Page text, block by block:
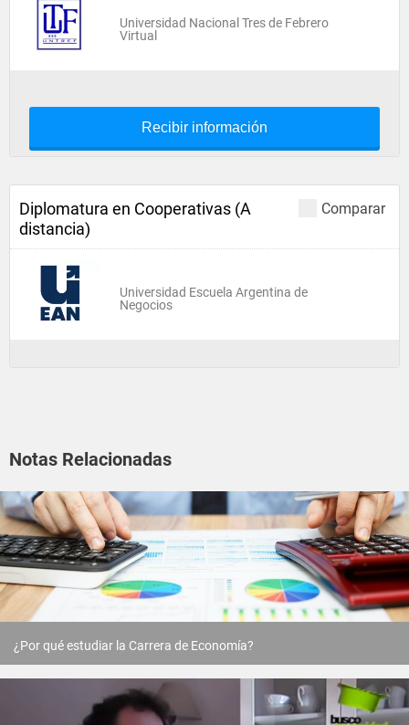
Universidad Nacional Tres de Febrero
Virtual
Recibir información
Comparar
Diplomatura en Cooperativas (A
distancia)
Universidad Escuela Argentina de
Negocios
Notas Relacionadas
¿Por qué estudiar la Carrera de Economía?